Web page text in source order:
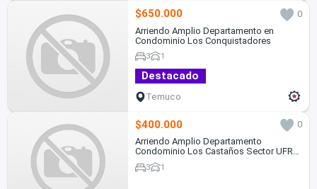
$650.000
0
Arriendo Amplio Departamento en
Condominio Los Conquistadores
3 1
Destacado
Temuco
$400.000
0
Arriendo Amplio Departamento
Condominio Los Castaños Sector UFRO
Temuco
3 1